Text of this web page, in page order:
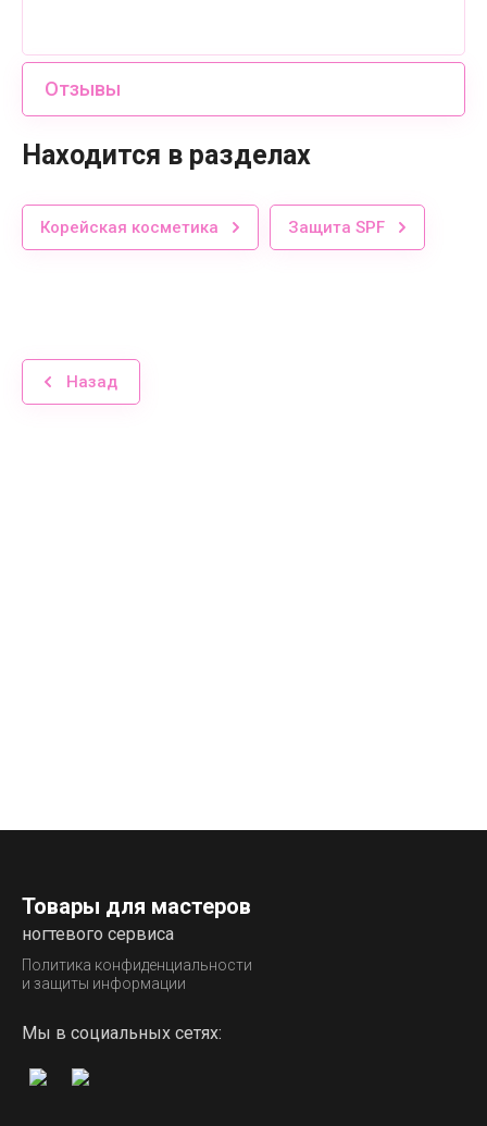
Отзывы
Находится в разделах
Корейская косметика Защита SPF
Назад
Товары для мастеров
ногтевого сервиса
Политика конфиденциальности
и защиты информации
Мы в социальных сетях: